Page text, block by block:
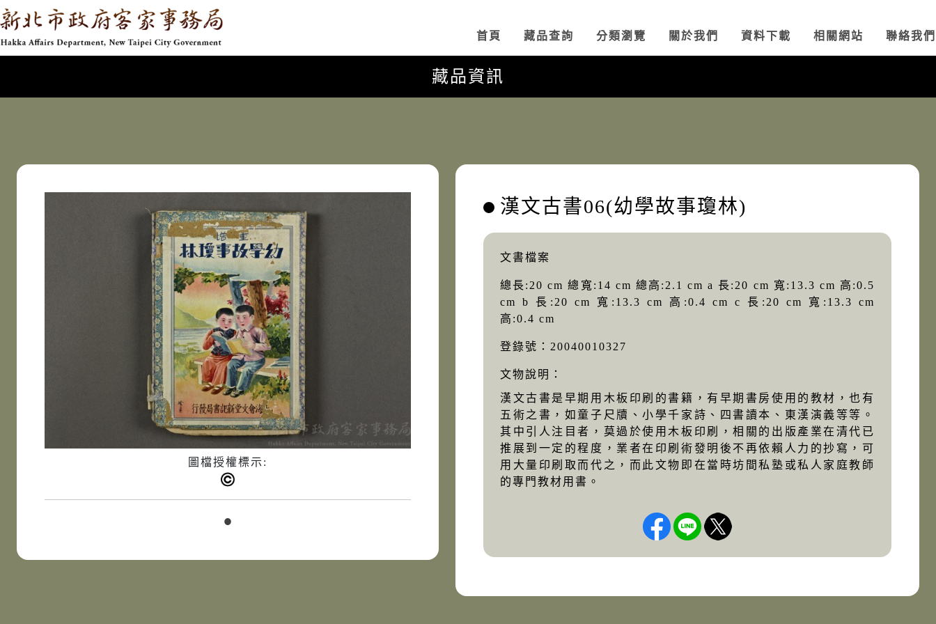
新北市政府客家事務局
網頁導覽
:::
首頁 藏品查詢 分類瀏覽 關於我們 資料下載 相關網站 聯絡我們
藏品資訊
圖檔授權標示:
漢文古書06(幼學故事瓊林)
文書檔案
總長:20 cm 總寬:14 cm 總高:2.1 cm a 長:20 cm 寬:13.3 cm 高:0.5
cm b 長:20 cm 寬:13.3 cm 高:0.4 cm c 長:20 cm 寬:13.3 cm
高:0.4 cm
登錄號：20040010327
文物說明：
漢文古書是早期用木板印刷的書籍，有早期書房使用的教材，也有
五術之書，如童子尺牘、小學千家詩、四書讀本、東漢演義等等。
其中引人注目者，莫過於使用木板印刷，相關的出版產業在清代已
推展到一定的程度，業者在印刷術發明後不再依賴人力的抄寫，可
用大量印刷取而代之，而此文物即在當時坊間私塾或私人家庭教師
的專門教材用書。